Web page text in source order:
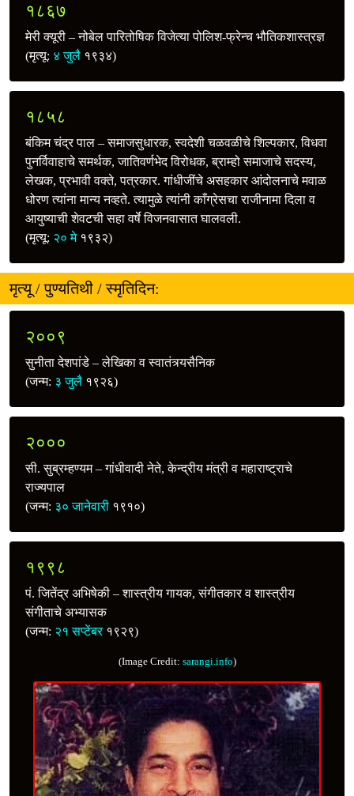
१८६७
मेरी क्यूरी – नोबेल पारितोषिक विजेत्या पोलिश-फ्रेन्च भौतिकशास्त्रज्ञ
(मृत्यू: ४ जुलै १९३४)
१८५८
बंकिम चंद्र पाल – समाजसुधारक, स्वदेशी चळवळीचे शिल्पकार, विधवा
पुनर्विवाहाचे समर्थक, जातिवर्णभेद विरोधक, ब्राम्हो समाजाचे सदस्य,
लेखक, प्रभावी वक्ते, पत्रकार. गांधीजींचे असहकार आंदोलनाचे मवाळ
धोरण त्यांना मान्य नव्हते. त्यामुळे त्यांनी काँग्रेसचा राजीनामा दिला व
आयुष्याची शेवटची सहा वर्षे विजनवासात घालवली.
(मृत्यू: २० मे१९३२)
मृत्यू / पुण्यतिथी / स्मृतिदिन:
२००९
सुनीता देशपांडे – लेखिका व स्वातंत्र्यसैनिक
(जन्म: ३ जुलै १९२६)
२०००
सी. सुब्रम्हण्यम – गांधीवादी नेते, केन्द्रीय मंत्री व महाराष्ट्राचे
राज्यपाल
(जन्म: ३० जानेवारी १९१०)
१९९८
पं. जितेंद्र अभिषेकी – शास्त्रीय गायक, संगीतकार व शास्त्रीय
संगीताचे अभ्यासक
(जन्म: २१ सप्टेंबर१९२९)
(Image Credit: sarangi.info)